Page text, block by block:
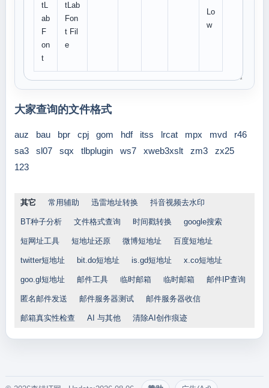
tL
ab
F
on
t
tLab
Fon
t Fil
e
Lo
w
大家查询的文件格式
auz bau bpr cpj gom hdf itss lrcat mpx mvd
r46
sa3
sl07 sqx tlbplugin ws7 xweb3xslt zm3
zx25
123
其它 常用辅助 迅雷地址转换 抖音视频去水印
BT种子分析 文件格式查询 时间戳转换 google搜索
短网址工具 短地址还原 微博短地址 百度短地址
twitter短地址 bit.do短地址 is.gd短地址 x.co短地址
goo.gl短地址 邮件工具 临时邮箱 临时邮箱 邮件IP查询
匿名邮件发送 邮件服务器测试 邮件服务器收信
邮箱真实性检查 AI 与其他 清除AI创作痕迹